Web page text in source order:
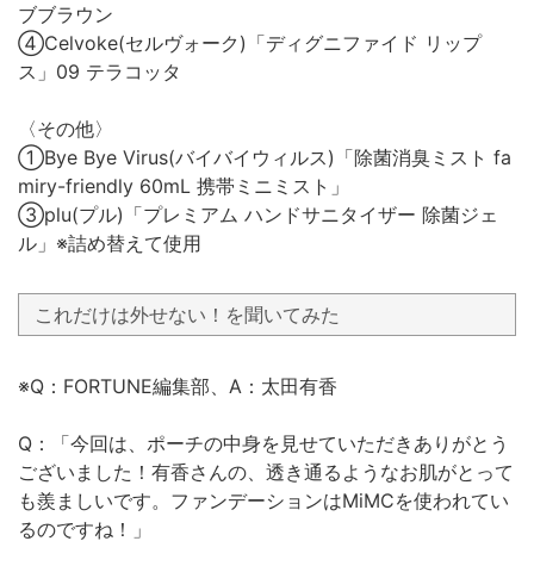
ブブラウン
④Celvoke(セルヴォーク)「ディグニファイド リップ
ス」09 テラコッタ
〈その他〉
①Bye Bye Virus(バイバイウィルス)「除菌消臭ミスト fa
miry-friendly 60mL 携帯ミニミスト」
③plu(プル)「プレミアム ハンドサニタイザー 除菌ジェ
ル」※詰め替えて使用
これだけは外せない！を聞いてみた
※Q：FORTUNE編集部、A：太田有香
Q：「今回は、ポーチの中身を見せていただきありがとう
ございました！有香さんの、透き通るようなお肌がとって
も羨ましいです。ファンデーションはMiMCを使われてい
るのですね！」